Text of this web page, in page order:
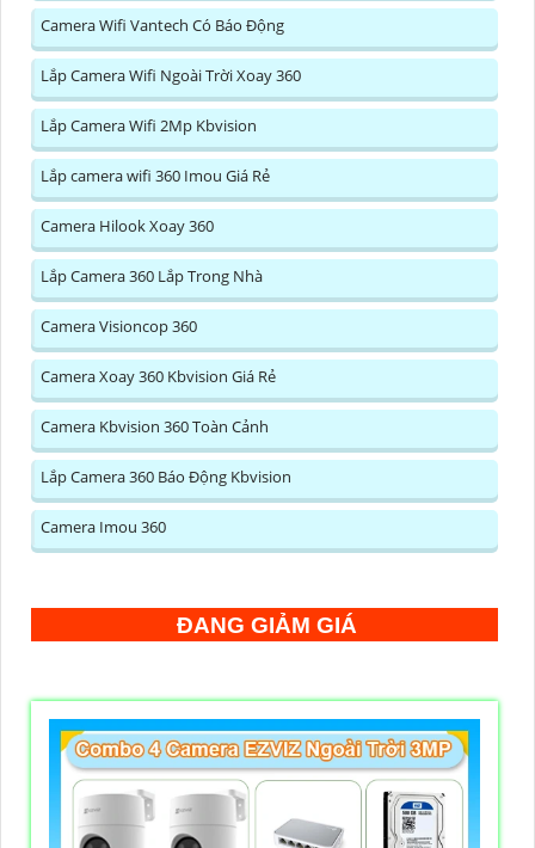
Camera Wifi Vantech Có Báo Động
Lắp Camera Wifi Ngoài Trời Xoay 360
Lắp Camera Wifi 2Mp Kbvision
Lắp camera wifi 360 Imou Giá Rẻ
Camera Hilook Xoay 360
Lắp Camera 360 Lắp Trong Nhà
Camera Visioncop 360
Camera Xoay 360 Kbvision Giá Rẻ
Camera Kbvision 360 Toàn Cảnh
Lắp Camera 360 Báo Động Kbvision
Camera Imou 360
ĐANG GIẢM GIÁ